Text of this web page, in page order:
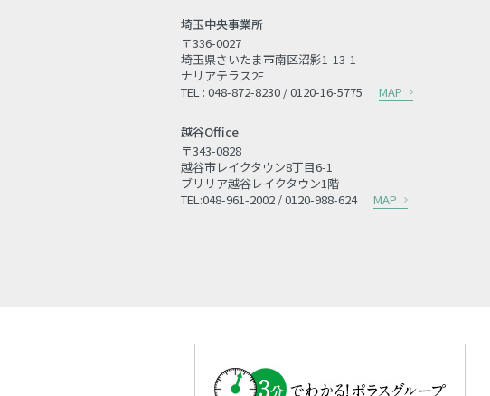
埼玉中央事業所
〒336-0027
埼玉県さいたま市南区沼影1-13-1
ナリアテラス2F
TEL : 048-872-8230 / 0120-16-5775
MAP
越谷Office
〒343-0828
越谷市レイクタウン8丁目6-1
ブリリア越谷レイクタウン1階
TEL:048-961-2002 / 0120-988-624
MAP